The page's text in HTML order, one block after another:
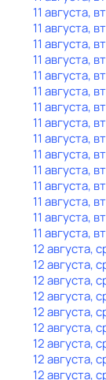
11 августа, вт
11 августа, вт
11 августа, вт
11 августа, вт
11 августа, вт
11 августа, вт
11 августа, вт
11 августа, вт
11 августа, вт
11 августа, вт
11 августа, вт
11 августа, вт
11 августа, вт
11 августа, вт
11 августа, вт
12 августа,
12 августа,
12 августа,
12 августа,
12 августа,
12 августа,
12 августа,
12 августа,
12 августа,